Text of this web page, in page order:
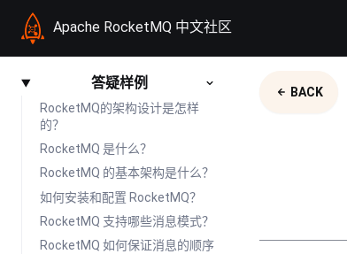
Apache RocketMQ 中文社区
答疑样例
RocketMQ的架构设计是怎样
的？
RocketMQ 是什么？
RocketMQ 的基本架构是什么？
如何安装和配置 RocketMQ？
RocketMQ 支持哪些消息模式？
RocketMQ 如何保证消息的顺序
BACK